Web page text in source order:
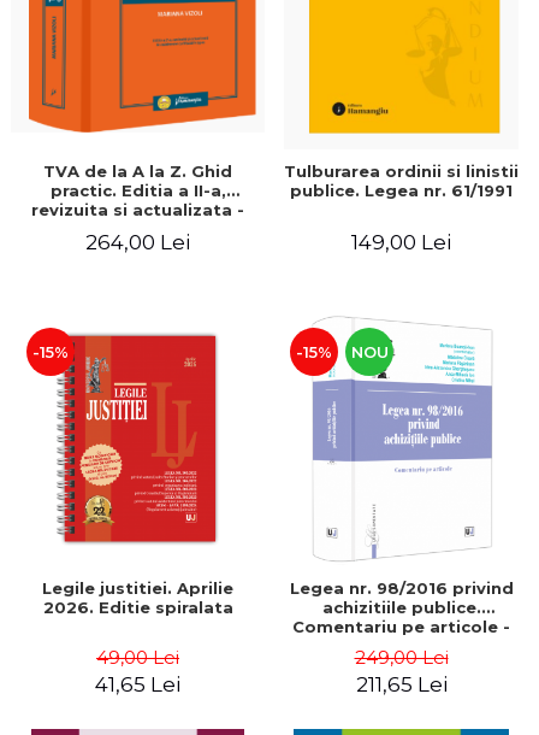
TVA de la A la Z. Ghid
practic. Editia a II-a,
revizuita si actualizata -
264,00 Lei
Tulburarea ordinii si linistii
publice. Legea nr. 61/1991
149,00 Lei
-15%
Legile justitiei. Aprilie
2026. Editie spiralata
49,00 Lei
41,65 Lei
-15% NOU
Legea nr. 98/2016 privind
achizitiile publice.
Comentariu pe articole -
Madalina Cioara, Mariana
Fagarasan, Irina-Alexandra
249,00 Lei
211,65 Lei